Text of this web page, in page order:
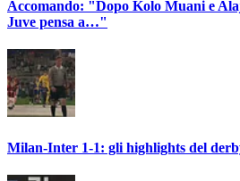
Accomando: "Dopo Kolo Muani e
Juve pensa a…"
Milan-Inter 1-1: gli highlights del